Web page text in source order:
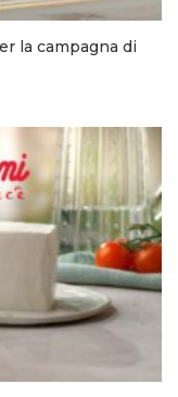
la campagna di